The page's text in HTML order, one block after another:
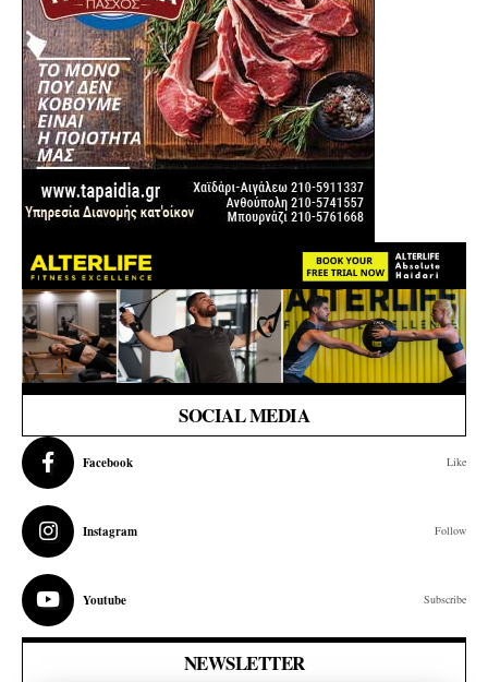
SOCIAL MEDIA
Facebook Like
Instagram Follow
Youtube Subscribe
NEWSLETTER